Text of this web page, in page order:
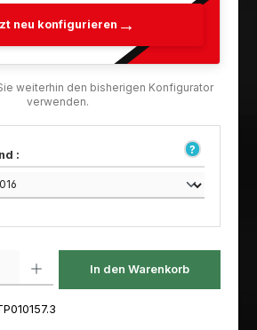
neu konfigurieren
:
In den Warenkorb